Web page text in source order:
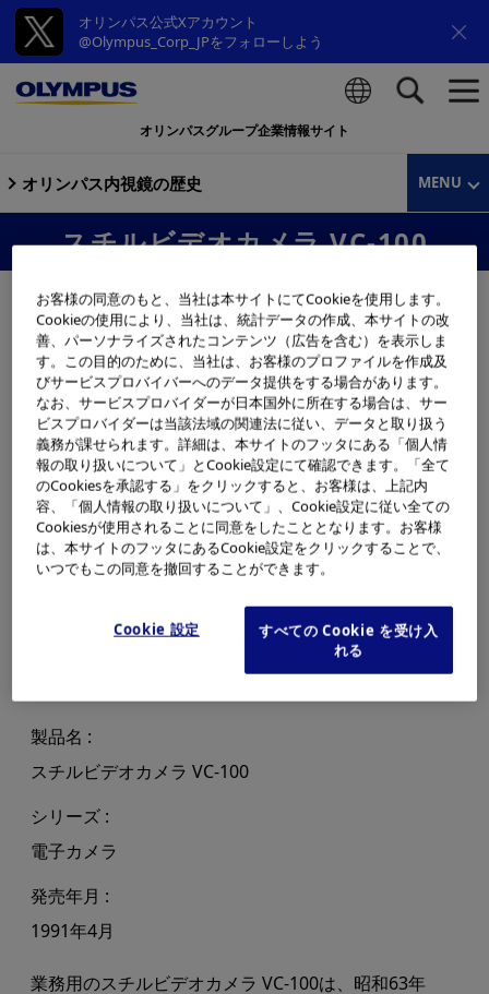
オリンパス公式Xアカウント
@Olympus_Corp_JPをフォローしよう
オリンパスグループ企業情報サイト
オリンパス内視鏡の歴史 MENU
スチルビデオカメラ VC-100
製品名
スチルビデオカメラ VC-100
シリーズ
電子カメラ
発売年月
1991年4月
業務用のスチルビデオカメラ VC-100は、昭和63年
お客様の同意のもと、当社は本サイトにてCookieを使用します。
Cookieの使用により、当社は、統計データの作成、本サイトの改
善、パーソナライズされたコンテンツ（広告を含む）を表示しま
す。この目的のために、当社は、お客様のプロファイルを作成及
びサービスプロバイバーへのデータ提供をする場合があります。
なお、サービスプロバイダーが日本国外に所在する場合は、サー
ビスプロバイダーは当該法域の関連法に従い、データと取り扱う
義務が課せられます。詳細は、本サイトのフッタにある「個人情
報の取り扱いについて」とCookie設定にて確認できます。「全て
のCookiesを承認する」をクリックすると、お客様は、上記内
容、「個人情報の取り扱いについて」、Cookie設定に従い全ての
Cookiesが使用されることに同意をしたこととなります。お客様
は、本サイトのフッタにあるCookie設定をクリックすることで、
いつでもこの同意を撤回することができます。
Cookie 設定
すべての Cookie を受け入
れる